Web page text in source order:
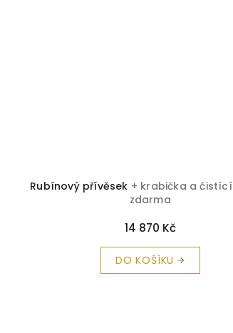
Rubínový přívěsek + krabička a
zdarma
14 870 Kč
DO KOŠÍKU